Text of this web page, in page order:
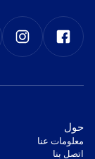
‫حول‬
معلومات عنا
اتصل بنا